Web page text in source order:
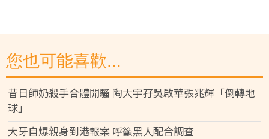
您也可能喜歡...
昔日師奶殺手合體開騷 陶大宇孖吳啟華張兆輝「倒轉地
球」
大牙自爆親身到港報案 呼籲黑人配合調查